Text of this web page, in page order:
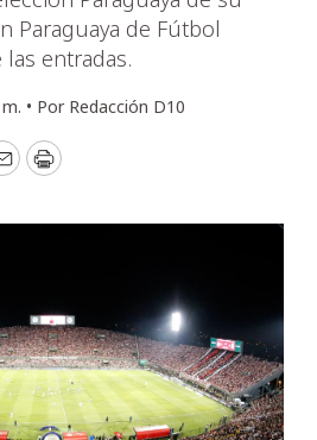
Paraguaya de Fútbol
entradas.
• Por Redacción D10
EmailPrint